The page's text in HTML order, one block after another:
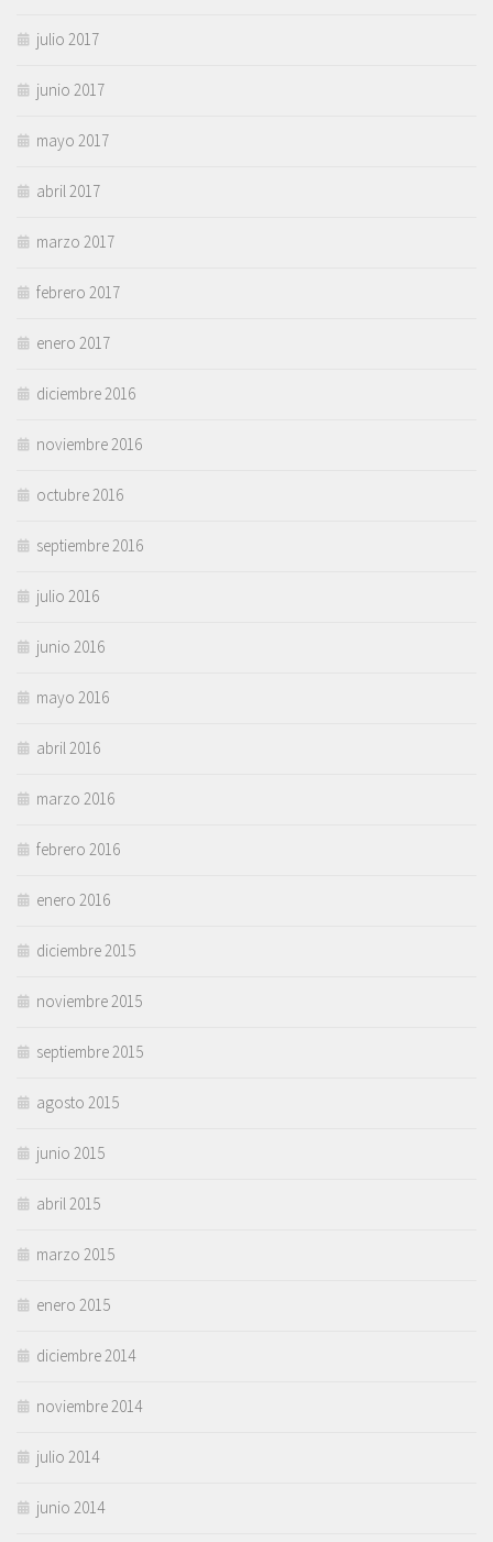
julio 2017
junio 2017
mayo 2017
abril 2017
marzo 2017
febrero 2017
enero 2017
diciembre 2016
noviembre 2016
octubre 2016
septiembre 2016
julio 2016
junio 2016
mayo 2016
abril 2016
marzo 2016
febrero 2016
enero 2016
diciembre 2015
noviembre 2015
septiembre 2015
agosto 2015
junio 2015
abril 2015
marzo 2015
enero 2015
diciembre 2014
noviembre 2014
julio 2014
junio 2014